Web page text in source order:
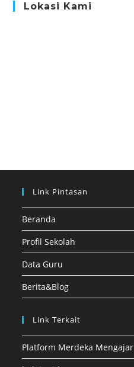
Lokasi Kami
Link Pintasan
Beranda
Profil Sekolah
Data Guru
Berita&Blog
Link Terkait
Platform Merdeka Mengajar